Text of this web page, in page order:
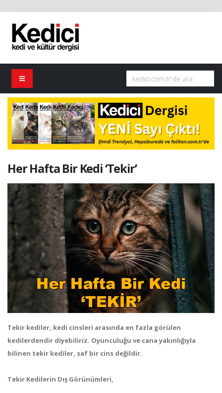
Her Hafta Bir Kedi ‘Tekir’
Tekir kediler, kedi cinsleri arasında en fazla görülen
kedilerdendir diyebiliriz. Oyunculuğu ve cana yakınlığıyla
bilinen tekir kediler, saf bir cins değildir.
Tekir Kedilerin Dış Görünümleri,